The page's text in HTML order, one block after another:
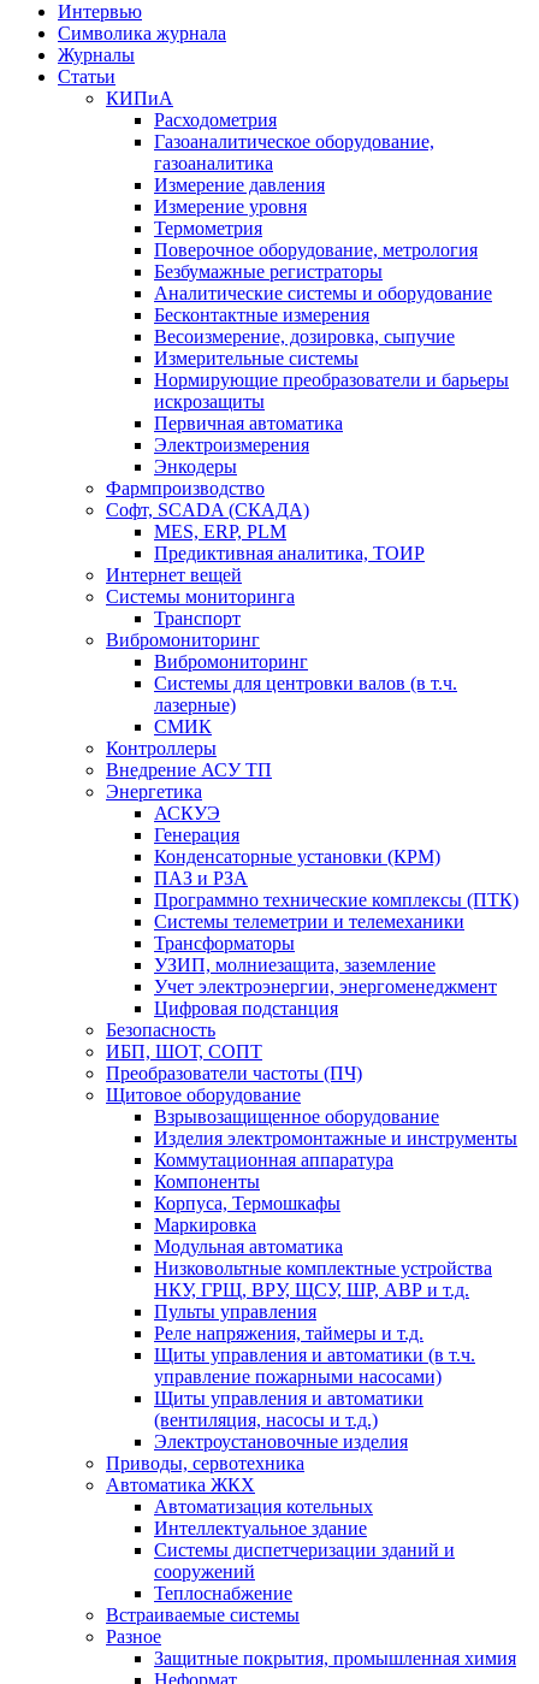
Интервью
Символика журнала
Журналы
Статьи
КИПиА
Расходометрия
Газоаналитическое оборудование,
газоаналитика
Измерение давления
Измерение уровня
Термометрия
Поверочное оборудование, метрология
Безбумажные регистраторы
Аналитические системы и оборудование
Бесконтактные измерения
Весоизмерение, дозировка, сыпучие
Измерительные системы
Нормирующие преобразователи и барьеры
искрозащиты
Первичная автоматика
Электроизмерения
Энкодеры
Фармпроизводство
Софт, SCADA (СКАДА)
MES, ERP, PLM
Предиктивная аналитика, ТОИР
Интернет вещей
Системы мониторинга
Транспорт
Вибромониторинг
Вибромониторинг
Системы для центровки валов (в т.ч.
лазерные)
СМИК
Контроллеры
Внедрение АСУ ТП
Энергетика
АСКУЭ
Генерация
Конденсаторные установки (КРМ)
ПАЗ и РЗА
Программно технические комплексы (ПТК)
Системы телеметрии и телемеханики
Трансформаторы
УЗИП, молниезащита, заземление
Учет электроэнергии, энергоменеджмент
Цифровая подстанция
Безопасность
ИБП, ШОТ, СОПТ
Преобразователи частоты (ПЧ)
Щитовое оборудование
Взрывозащищенное оборудование
Изделия электромонтажные и инструменты
Коммутационная аппаратура
Компоненты
Корпуса, Термошкафы
Маркировка
Модульная автоматика
Низковольтные комплектные устройства
НКУ, ГРЩ, ВРУ, ЩСУ, ШР, АВР и т.д.
Пульты управления
Реле напряжения, таймеры и т.д.
Щиты управления и автоматики (в т.ч.
управление пожарными насосами)
Щиты управления и автоматики
(вентиляция, насосы и т.д.)
Электроустановочные изделия
Приводы, сервотехника
Автоматика ЖКХ
Автоматизация котельных
Интеллектуальное здание
Системы диспетчеризации зданий и
сооружений
Теплоснабжение
Встраиваемые системы
Разное
Защитные покрытия, промышленная химия